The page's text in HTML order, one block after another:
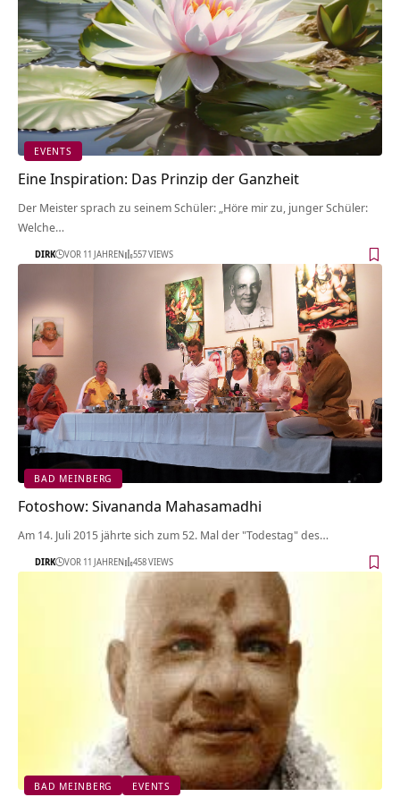
EVENTS
Eine Inspiration: Das Prinzip der Ganzheit
Der Meister sprach zu seinem Schüler: „Höre mir zu, junger Schüler:
Welche…
DIRK VOR 11 JAHREN 557 VIEWS
BAD MEINBERG
Fotoshow: Sivananda Mahasamadhi
Am 14. Juli 2015 jährte sich zum 52. Mal der "Todestag" des…
DIRK VOR 11 JAHREN 458 VIEWS
BAD MEINBERG EVENTS